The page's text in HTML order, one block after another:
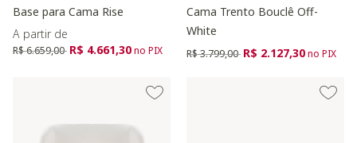
Base para Cama Rise
A partir de
Preço reduzido de
R$ 6.659,00 para
R$ 4.661,30no PIX
Cama Trento Bouclê Off-
White
Preço reduzido de
R$ 3.799,00 para
R$ 2.127,30no PIX